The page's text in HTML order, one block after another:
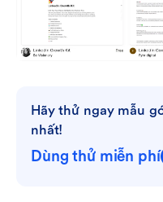
Hãy thử ngay mẫu
nhất!
Dùng thử miễn phí